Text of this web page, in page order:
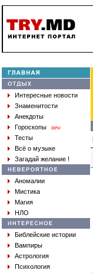
Интересные новости
Знаменитости
Анекдоты
Гороскопы
new
Тесты
Всё о музыке
Загадай желание !
Аномалии
Мистика
Магия
НЛО
Библейские истории
Вампиры
Астрология
Психология